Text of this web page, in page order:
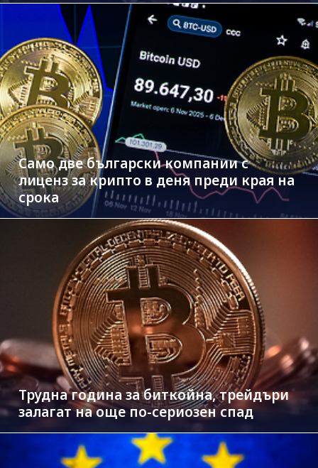
Само две български компании с
лиценз за крипто в деня преди края на
срока
Трудна година за биткойна, трейдъри
залагат на още по-сериозен спад